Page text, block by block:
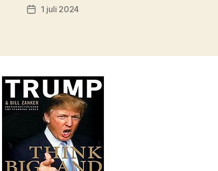
Berichtdatum
1 juli 2024